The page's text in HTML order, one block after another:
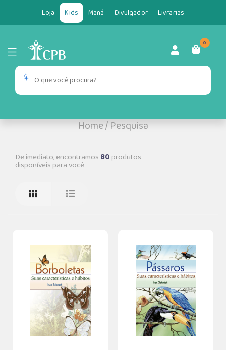
Loja Kids Maná Divulgador Livrarias
0
Home/Pesquisa
De imediato, encontramos 80produtos
disponíveis para você